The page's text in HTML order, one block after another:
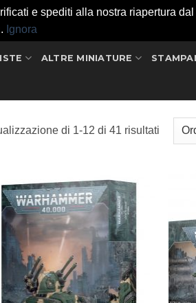
e spediti alla nostra riapertura
Ignora
ALTRE MINIATURE
di 1-12 di 41 risultati
Aggiungi
alla lista
dei
desideri